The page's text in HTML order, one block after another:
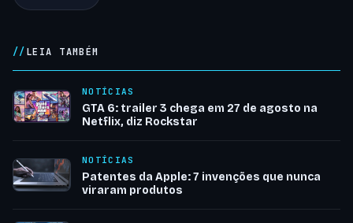
LEIA TAMBÉM
NOTÍCIAS
GTA 6: trailer 3 chega em 27 de agosto na
Netflix, diz Rockstar
NOTÍCIAS
Patentes da Apple: 7 invenções que nunca
viraram produtos